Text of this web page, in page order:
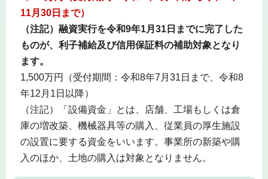
11月30日まで）
（注記）融資実行を令和9年1月31日までに完了した
ものが、利子補給及び信用保証料の補助対象となり
ます。
1,500万円（受付期間：令和8年7月31日まで、令和8
年12月1日以降）
（注記）「設備資金」とは、店舗、工場もしくは倉
庫の増改築、機械器具等の購入、従業員の厚生施設
の設置に要する資金をいいます。事業所の新築や購
入のほか、土地の購入は対象となりません。